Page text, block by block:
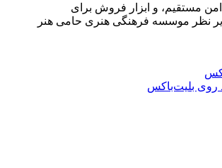
مستقیم، و ابزار فروش برای
نظر موسسه فرهنگی هنری حامی هنر
روی بلیت‌باکس